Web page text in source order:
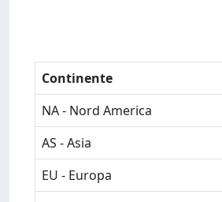
Continente
NA - Nord America
AS - Asia
EU - Europa